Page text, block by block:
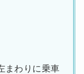
まわりに乗車